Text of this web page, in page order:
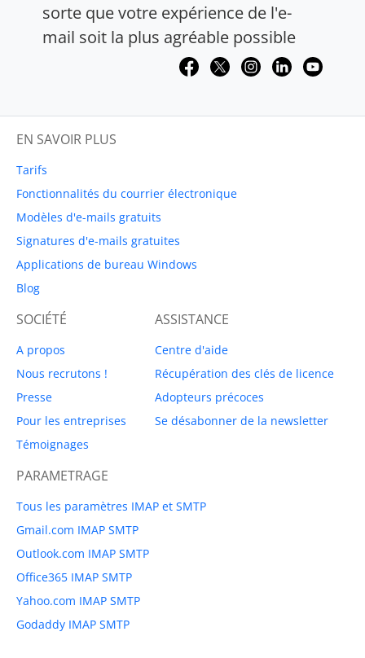
sorte que votre expérience de l'e-
mail soit la plus agréable possible
EN SAVOIR PLUS
Tarifs
Fonctionnalités du courrier électronique
Modèles d'e-mails gratuits
Signatures d'e-mails gratuites
Applications de bureau Windows
Blog
SOCIÉTÉ
A propos
Nous recrutons !
Presse
Pour les entreprises
Témoignages
ASSISTANCE
Centre d'aide
Récupération des clés de licence
Adopteurs précoces
Se désabonner de la newsletter
PARAMETRAGE
Tous les paramètres IMAP et SMTP
Gmail.com IMAP SMTP
Outlook.com IMAP SMTP
Office365 IMAP SMTP
Yahoo.com IMAP SMTP
Godaddy IMAP SMTP